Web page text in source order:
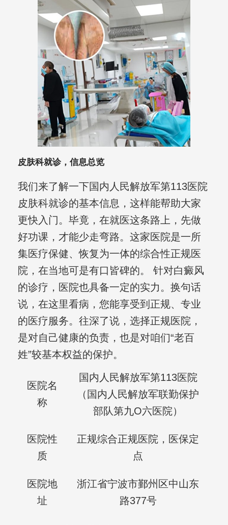
皮肤科就诊，信息总览
我们来了解一下国内人民解放军第113医院
皮肤科就诊的基本信息，这样能帮助大家
更快入门。毕竟，在就医这条路上，先做
好功课，才能少走弯路。这家医院是一所
集医疗保健、恢复为一体的综合性正规医
院，在当地可是有口皆碑的。 针对白癜风
的诊疗，医院也具备一定的实力。换句话
说，在这里看病，您能享受到正规、专业
的医疗服务。往深了说，选择正规医院，
是对自己健康的负责，也是对咱们“老百
姓”较基本权益的保护。
医院名
称
国内人民解放军第113医院
（国内人民解放军联勤保护
部队第九O六医院）
医院性
质
正规综合正规医院，医保定
点
医院地
址
浙江省宁波市鄞州区中山东
路377号